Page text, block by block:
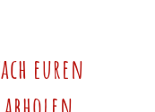
euren